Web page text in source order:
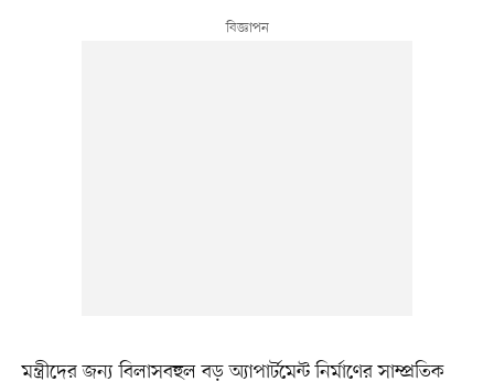
মন্ত্রীদের জন্য বিলাসবহুল বড় অ্যাপার্টমেন্ট নির্মাণের সাম্প্রতিক